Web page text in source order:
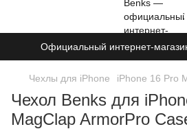
Официальный интернет-
Чехлы для iPhone iPhone 16 Pro
Чехол Benks для
MagClap ArmorPro